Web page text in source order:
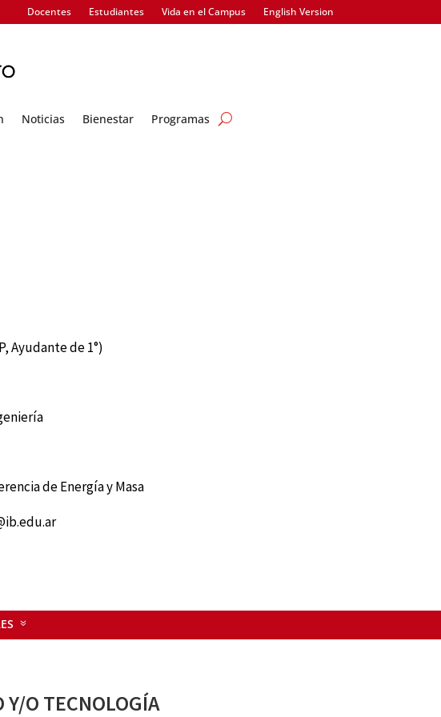
Docentes Estudiantes Vida en el Campus English Version
Noticias Bienestar Programas
Ayudante de 1°)
de Energía y Masa
Y/O TECNOLOGÍA